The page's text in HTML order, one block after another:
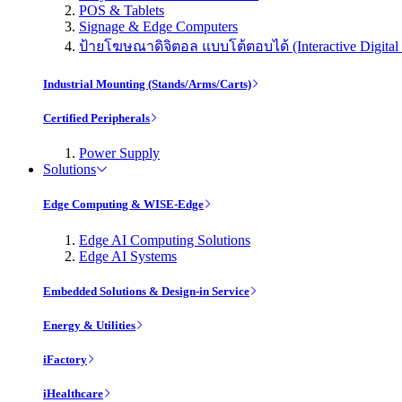
POS & Tablets
Signage & Edge Computers
ป้ายโฆษณาดิจิตอล แบบโต้ตอบได้ (Interactive Digital
Industrial Mounting (Stands/Arms/Carts)
Certified Peripherals
Power Supply
Solutions
Edge Computing & WISE-Edge
Edge AI Computing Solutions
Edge AI Systems
Embedded Solutions & Design-in Service
Energy & Utilities
iFactory
iHealthcare